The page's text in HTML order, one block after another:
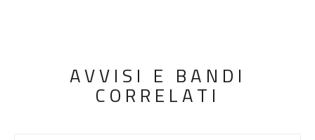
AVVISI E BANDI
CORRELATI